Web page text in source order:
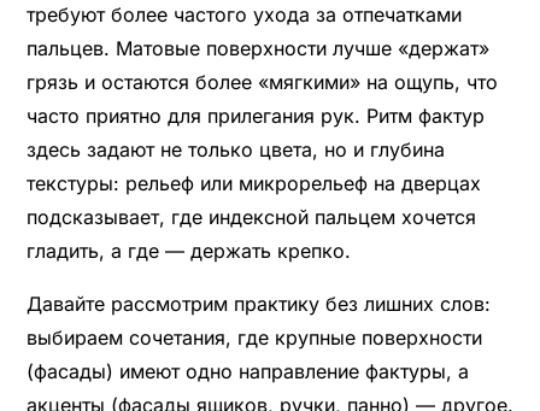
требуют более частого ухода за отпечатками
пальцев. Матовые поверхности лучше «держат»
грязь и остаются более «мягкими» на ощупь, что
часто приятно для прилегания рук. Ритм фактур
здесь задают не только цвета, но и глубина
текстуры: рельеф или микрорельеф на дверцах
подсказывает, где индексной пальцем хочется
гладить, а где — держать крепко.
Давайте рассмотрим практику без лишних слов:
выбираем сочетания, где крупные поверхности
(фасады) имеют одно направление фактуры, а
акценты (фасады ящиков, ручки, панно) — другое.